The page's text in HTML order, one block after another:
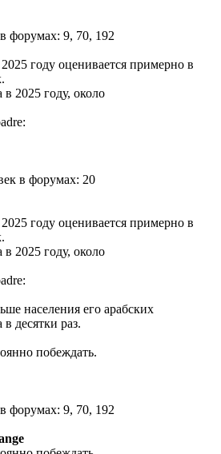
году оценивается примерно в
2025 году, около
году оценивается примерно в
2025 году, около
населения его арабских
десятки раз.
побеждать.